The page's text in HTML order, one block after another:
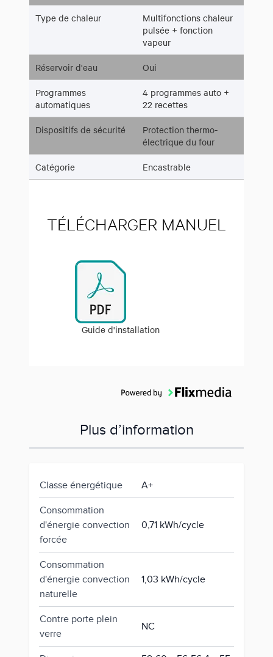
Type de chaleur
Multifonctions chaleur
pulsée + fonction
vapeur
Réservoir d'eau Oui
Programmes
automatiques
4 programmes auto +
22 recettes
Dispositifs de sécurité
Protection thermo-
électrique du four
Catégorie Encastrable
TÉLÉCHARGER MANUEL
Guide d'installation
Plus d’information
Classe énergétique A+
Consommation
d'énergie convection
forcée
0,71 kWh/cycle
Consommation
d'énergie convection
naturelle
1,03 kWh/cycle
Contre porte plein
verre
NC